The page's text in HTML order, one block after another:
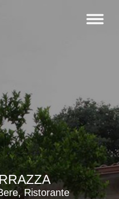
Ristorante